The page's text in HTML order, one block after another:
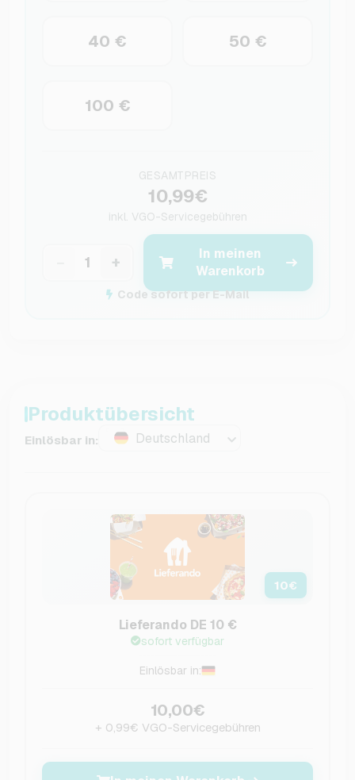
40 € 50 €
100 €
GESAMTPREIS
10,99€
inkl. VGO-Servicegebühren
+
In meinen
Warenkorb
Code sofort per E-Mail
Produktübersicht
Einlösbar in: Deutschland
10€
Lieferando DE 10 €
sofort verfügbar
Einlösbar in:
10,00€
+ 0,99€ VGO-Servicegebühren